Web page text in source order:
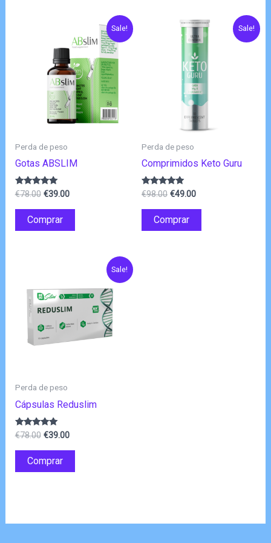
Sale!
Perda de peso
Gotas ABSLIM
Avaliação
de 5
€78.00 O
original
era:
€39.00O
Comprar
Sale!
Perda de peso
Comprimidos Keto Guru
Avaliação
de 5
€98.00 O
original
era:
€49.00O
Comprar
Sale!
Perda de peso
Cápsulas Reduslim
Avaliação
de 5
€78.00 O
original
era:
€39.00O
Comprar